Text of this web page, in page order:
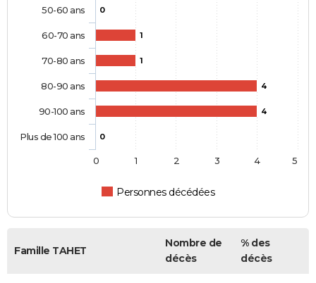
0
1
1
4
4
0
Personnes décédées
50-60 ans
60-70 ans
70-80 ans
80-90 ans
90-100 ans
Plus de 100 ans
0 1 2 3 4 5
Famille TAHET
Nombre de
décès
% des
décès